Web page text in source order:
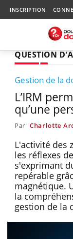
INSCRIPTION
QUESTION
Gestion de la
L’IRM
qu’une
Par Charlotte
L'activité des
les réflexes
s'exprimant
repérable
magnétique.
la
gestion de la